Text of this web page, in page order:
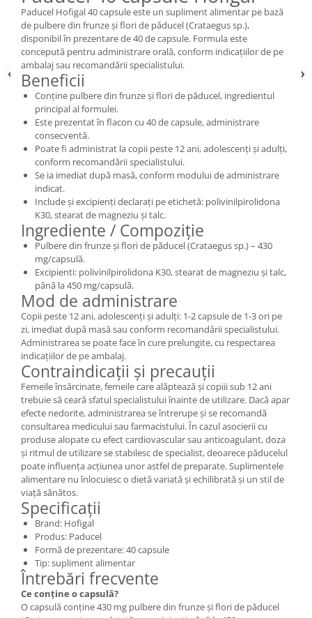
Paducel Hofigal 40 capsule este un supliment alimentar pe bază
de pulbere din frunze și flori de păducel (Crataegus sp.),
disponibil în prezentare de 40 de capsule. Formula este
concepută pentru administrare orală, conform indicațiilor de pe
ambalaj sau recomandării specialistului.
Beneficii
Conține pulbere din frunze și flori de păducel, ingredientul
principal al formulei.
Este prezentat în flacon cu 40 de capsule, administrare
consecventă.
Poate fi administrat la copii peste 12 ani, adolescenți și adulți,
conform recomandării specialistului.
Se ia imediat după masă, conform modului de administrare
indicat.
Include și excipienți declarați pe etichetă: polivinilpirolidona
K30, stearat de magneziu și talc.
Ingrediente / Compoziție
Pulbere din frunze și flori de păducel (Crataegus sp.) – 430
mg/capsulă.
Excipienti: polivinilpirolidona K30, stearat de magneziu și talc,
până la 450 mg/capsulă.
Mod de administrare
Copii peste 12 ani, adolescenți și adulți: 1-2 capsule de 1-3 ori pe
zi, imediat după masă sau conform recomandării specialistului.
Administrarea se poate face în cure prelungite, cu respectarea
indicațiilor de pe ambalaj.
Contraindicații și precauții
Femeile însărcinate, femeile care alăptează și copiii sub 12 ani
trebuie să ceară sfatul specialistului înainte de utilizare. Dacă apar
efecte nedorite, administrarea se întrerupe și se recomandă
consultarea medicului sau farmacistului. În cazul asocierii cu
produse alopate cu efect cardiovascular sau anticoagulant, doza
și ritmul de utilizare se stabilesc de specialist, deoarece păducelul
poate influența acțiunea unor astfel de preparate. Suplimentele
alimentare nu înlocuiesc o dietă variată și echilibrată și un stil de
viață sănătos.
Specificații
Brand: Hofigal
Produs: Paducel
Formă de prezentare: 40 capsule
Tip: supliment alimentar
Întrebări frecvente
Ce conține o capsulă?
O capsulă conține 430 mg pulbere din frunze și flori de păducel